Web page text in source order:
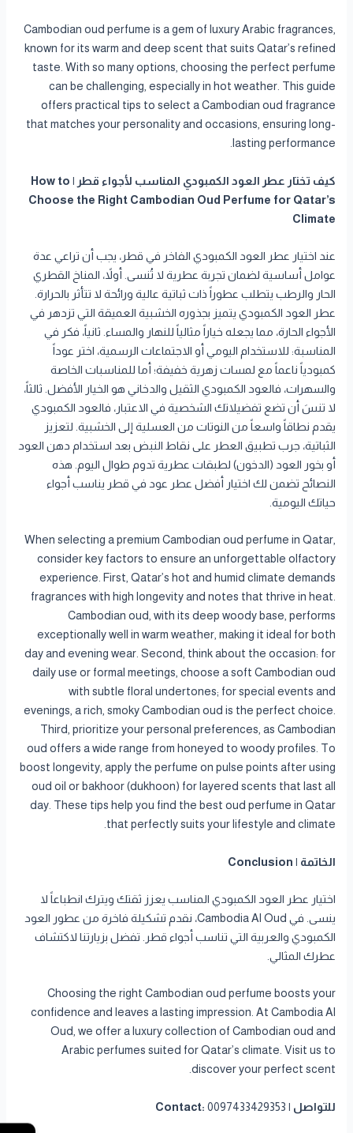
Cambodian oud perfume is a gem of luxury Arabic fragrances,
known for its warm and deep scent that suits Qatar’s refined
taste. With so many options, choosing the perfect perfume
can be challenging, especially in hot weather. This guide
offers practical tips to select a Cambodian oud fragrance
that matches your personality and occasions, ensuring long-
lasting performance.
كيف تختار عطر العود الكمبودي المناسب لأجواء قطر | How to
Choose the Right Cambodian Oud Perfume for Qatar’s
Climate
عند اختيار عطر العود الكمبودي الفاخر في قطر، يجب أن تراعي عدة
عوامل أساسية لضمان تجربة عطرية لا تُنسى. أولاً، المناخ القطري
الحار والرطب يتطلب عطوراً ذات ثباتية عالية ورائحة لا تتأثر بالحرارة.
عطر العود الكمبودي يتميز بجذوره الخشبية العميقة التي تزدهر في
الأجواء الحارة، مما يجعله خياراً مثالياً للنهار والمساء. ثانياً، فكر في
المناسبة: للاستخدام اليومي أو الاجتماعات الرسمية، اختر عوداً
كمبودياً ناعماً مع لمسات زهرية خفيفة؛ أما للمناسبات الخاصة
والسهرات، فالعود الكمبودي الثقيل والدخاني هو الخيار الأفضل. ثالثاً،
لا تنسَ أن تضع تفضيلاتك الشخصية في الاعتبار، فالعود الكمبودي
يقدم نطاقاً واسعاً من النوتات من العسلية إلى الخشبية. لتعزيز
الثباتية، جرب تطبيق العطر على نقاط النبض بعد استخدام دهن العود
أو بخور العود (الدخون) لطبقات عطرية تدوم طوال اليوم. هذه
النصائح تضمن لك اختيار أفضل عطر عود في قطر يناسب أجواء
حياتك اليومية.
When selecting a premium Cambodian oud perfume in Qatar,
consider key factors to ensure an unforgettable olfactory
experience. First, Qatar’s hot and humid climate demands
fragrances with high longevity and notes that thrive in heat.
Cambodian oud, with its deep woody base, performs
exceptionally well in warm weather, making it ideal for both
day and evening wear. Second, think about the occasion: for
daily use or formal meetings, choose a soft Cambodian oud
with subtle floral undertones; for special events and
evenings, a rich, smoky Cambodian oud is the perfect choice.
Third, prioritize your personal preferences, as Cambodian
oud offers a wide range from honeyed to woody profiles. To
boost longevity, apply the perfume on pulse points after using
oud oil or bakhoor (dukhoon) for layered scents that last all
day. These tips help you find the best oud perfume in Qatar
that perfectly suits your lifestyle and climate.
الخاتمة | Conclusion
اختيار عطر العود الكمبودي المناسب يعزز ثقتك ويترك انطباعاً لا
ينسى. في Cambodia Al Oud، نقدم تشكيلة فاخرة من عطور العود
الكمبودي والعربية التي تناسب أجواء قطر. تفضل بزيارتنا لاكتشاف
عطرك المثالي.
Choosing the right Cambodian oud perfume boosts your
confidence and leaves a lasting impression. At Cambodia Al
Oud, we offer a luxury collection of Cambodian oud and
Arabic perfumes suited for Qatar’s climate. Visit us to
discover your perfect scent.
للتواصل | Contact: 0097433429353